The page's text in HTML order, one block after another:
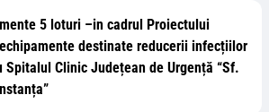
5 loturi –in cadrul Proiectului
destinate reducerii infecțiilor
Spitalul Clinic Județean de Urgență “Sf.